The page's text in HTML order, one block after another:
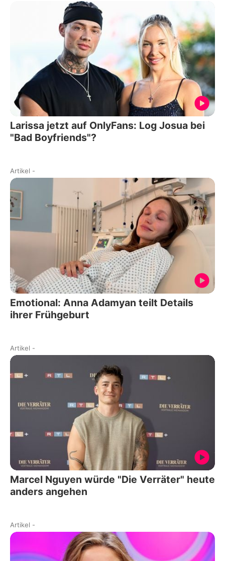
Larissa jetzt auf OnlyFans: Log Josua bei
"Bad Boyfriends"?
Artikel -
Emotional: Anna Adamyan teilt Details
ihrer Frühgeburt
Artikel -
Marcel Nguyen würde "Die Verräter" heute
anders angehen
Artikel -